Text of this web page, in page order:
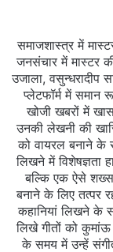
समाजशास्त्र में
जनसंचार में मास्टर
उजाला, वसुन्धरादीप
प्लेटफॉर्म में
खोजी खबरों में
उनकी लेखनी की
को वायरल बनाने के
लिखने में विशेषज्ञता
बल्कि एक ऐसे
बनाने के लिए तत्पर
कहानियां लिखने के
लिखे गीतों को
के समय में उन्हें